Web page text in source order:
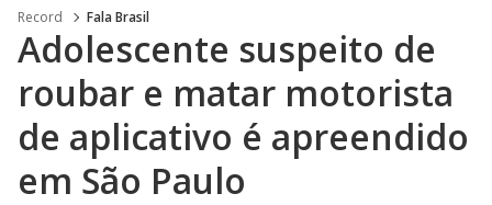
Record Fala Brasil
Adolescente suspeito de
roubar e matar motorista
de aplicativo é apreendido
em São Paulo